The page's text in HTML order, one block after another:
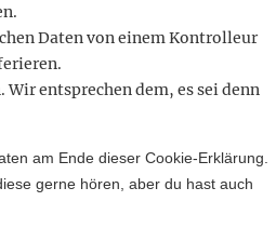
Daten von einem Kontrolleur
entsprechen dem, es sei denn
am Ende dieser Cookie-Erklärung.
gerne hören, aber du hast auch